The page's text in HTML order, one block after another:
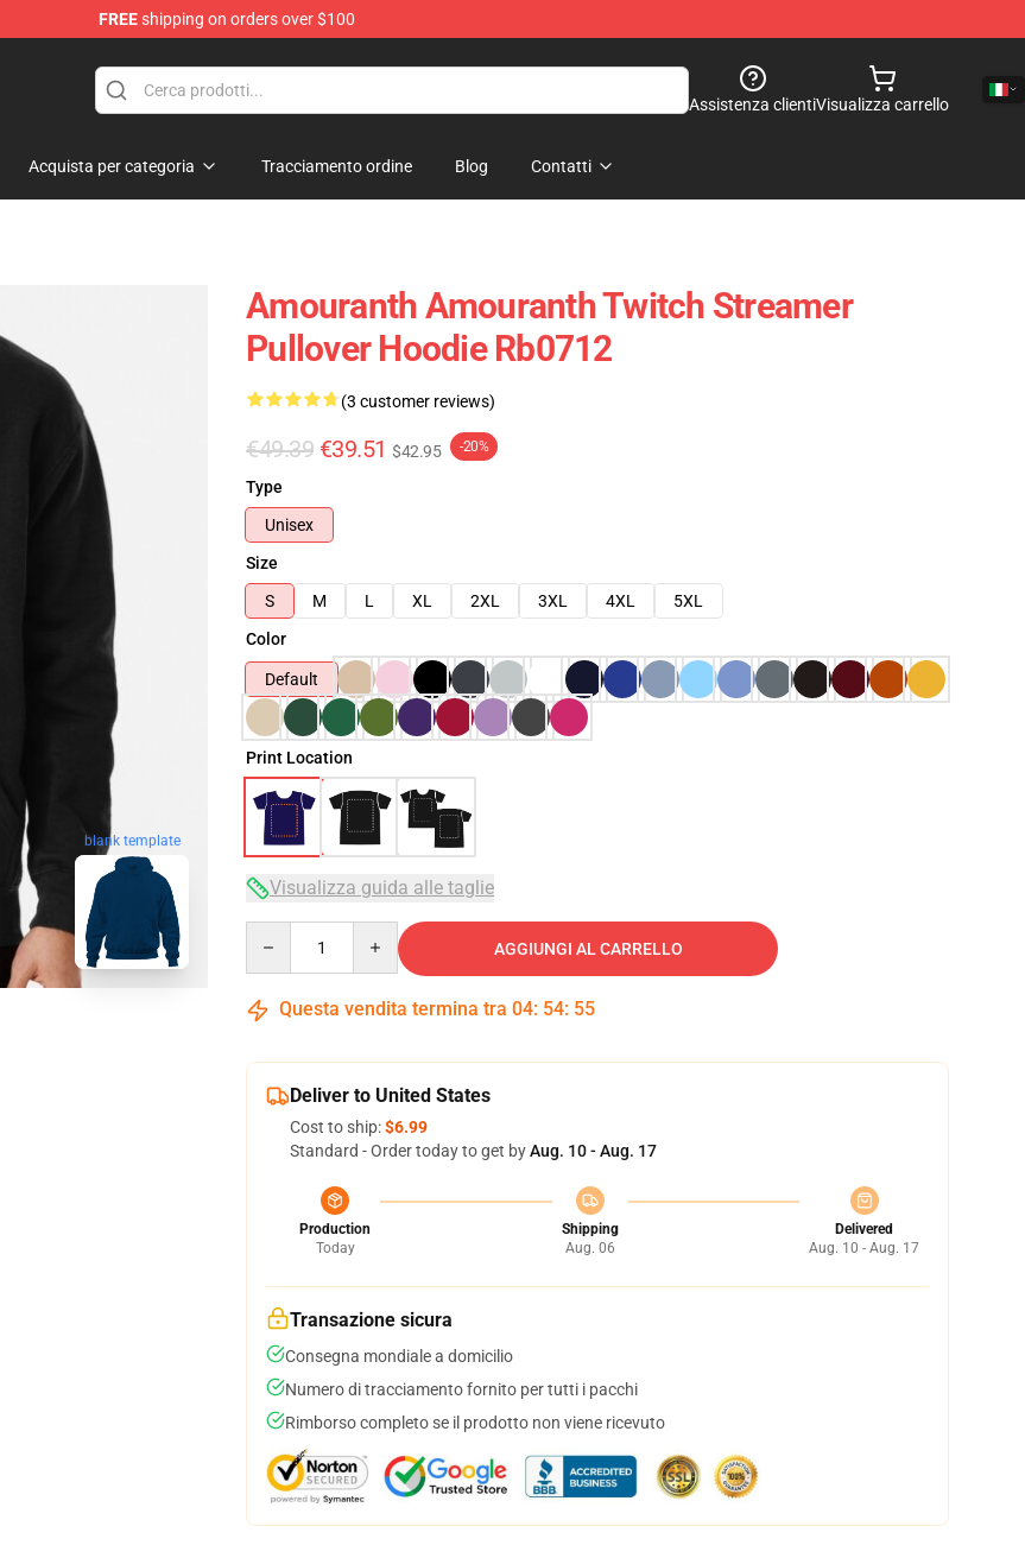
FREEshipping on orders over $100
Assistenza clientiVisualizza carrello
Acquista per categoria Tracciamento ordine Blog Contatti
blank template
Amouranth Amouranth Twitch Streamer
Pullover Hoodie Rb0712
(3 customer reviews)
€49.39 €39.51 $42.95 -20%
Type
Unisex
Size
S
M L XL 2XL 3XL 4XL
5XL
Color
Default
Print Location
Visualizza guida alle taglie
AGGIUNGI AL CARRELLO
Questa vendita termina tra 04: 54: 54
Deliver to United States
Cost to ship:$6.99
Standard - Order today to get byAug. 10 - Aug. 17
Production
Today
Shipping
Aug. 06
Delivered
Aug. 10 - Aug. 17
Transazione sicura
Consegna mondiale a domicilio
Numero di tracciamento fornito per tutti i pacchi
Rimborso completo se il prodotto non viene ricevuto